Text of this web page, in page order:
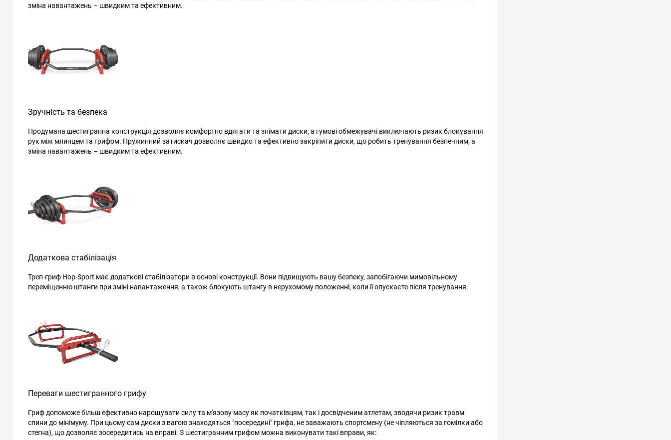
зміна навантажень – швидким та ефективним.
Зручність та безпека
Продумана шестигранна конструкція дозволяє комфортно вдягати та знімати диски, а гумові обмежувачі виключають ризик блокування
рук між млинцем та грифом. Пружинний затискач дозволяє швидко та ефективно закріпити диски, що робить тренування безпечним, а
зміна навантажень – швидким та ефективним.
Додаткова стабілізація
Треп-гриф Hop-Sport має додаткові стабілізатори в основі конструкції. Вони підвищують вашу безпеку, запобігаючи мимовільному
переміщенню штанги при зміні навантаження, а також блокують штангу в нерухомому положенні, коли її опускаєте після тренування.
Переваги шестигранного грифу
Гриф допоможе більш ефективно нарощувати силу та м'язову масу як початківцям, так і досвідченим атлетам, зводячи ризик травм
спини до мінімуму. При цьому сам диски з вагою знаходяться "посередині" грифа, не заважають спортсмену (не чіпляються за гомілки або
стегна), що дозволяє зосередитись на вправі. З шестигранним грифом можна виконувати такі вправи, як: